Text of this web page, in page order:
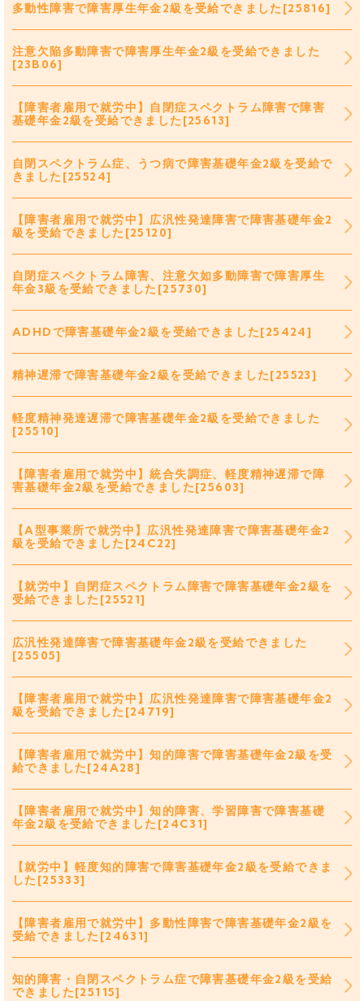
多動性障害で障害厚生年金2級を受給できました[25816]
注意欠陥多動障害で障害厚生年金2級を受給できました
[23B06]
【障害者雇用で就労中】自閉症スペクトラム障害で障害
基礎年金2級を受給できました[25613]
自閉スペクトラム症、うつ病で障害基礎年金2級を受給で
きました[25524]
【障害者雇用で就労中】広汎性発達障害で障害基礎年金2
級を受給できました[25120]
自閉症スペクトラム障害、注意欠如多動障害で障害厚生
年金3級を受給できました[25730]
ADHDで障害基礎年金2級を受給できました[25424]
精神遅滞で障害基礎年金2級を受給できました[25523]
軽度精神発達遅滞で障害基礎年金2級を受給できました
[25510]
【障害者雇用で就労中】統合失調症、軽度精神遅滞で障
害基礎年金2級を受給できました[25603]
【A型事業所で就労中】広汎性発達障害で障害基礎年金2
級を受給できました[24C22]
【就労中】自閉症スペクトラム障害で障害基礎年金2級を
受給できました[25521]
広汎性発達障害で障害基礎年金2級を受給できました
[25505]
【障害者雇用で就労中】広汎性発達障害で障害基礎年金2
級を受給できました[24719]
【障害者雇用で就労中】知的障害で障害基礎年金2級を受
給できました[24A28]
【障害者雇用で就労中】知的障害、学習障害で障害基礎
年金2級を受給できました[24C31]
【就労中】軽度知的障害で障害基礎年金2級を受給できま
した[25333]
【障害者雇用で就労中】多動性障害で障害基礎年金2級を
受給できました[24631]
知的障害・自閉スペクトラム症で障害基礎年金2級を受給
できました[25115]